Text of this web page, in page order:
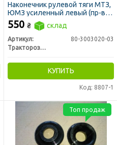
Наконечник рулевой тяги МТЗ,
ЮМЗ усиленный левый (пр-во
РЗТ г. Ромны)
550 ₴ склад
Артикул:
80-3003020-03
Тракторозапчасть г. Ромны
КУПИТЬ
Код: 8807-1
Топ продаж